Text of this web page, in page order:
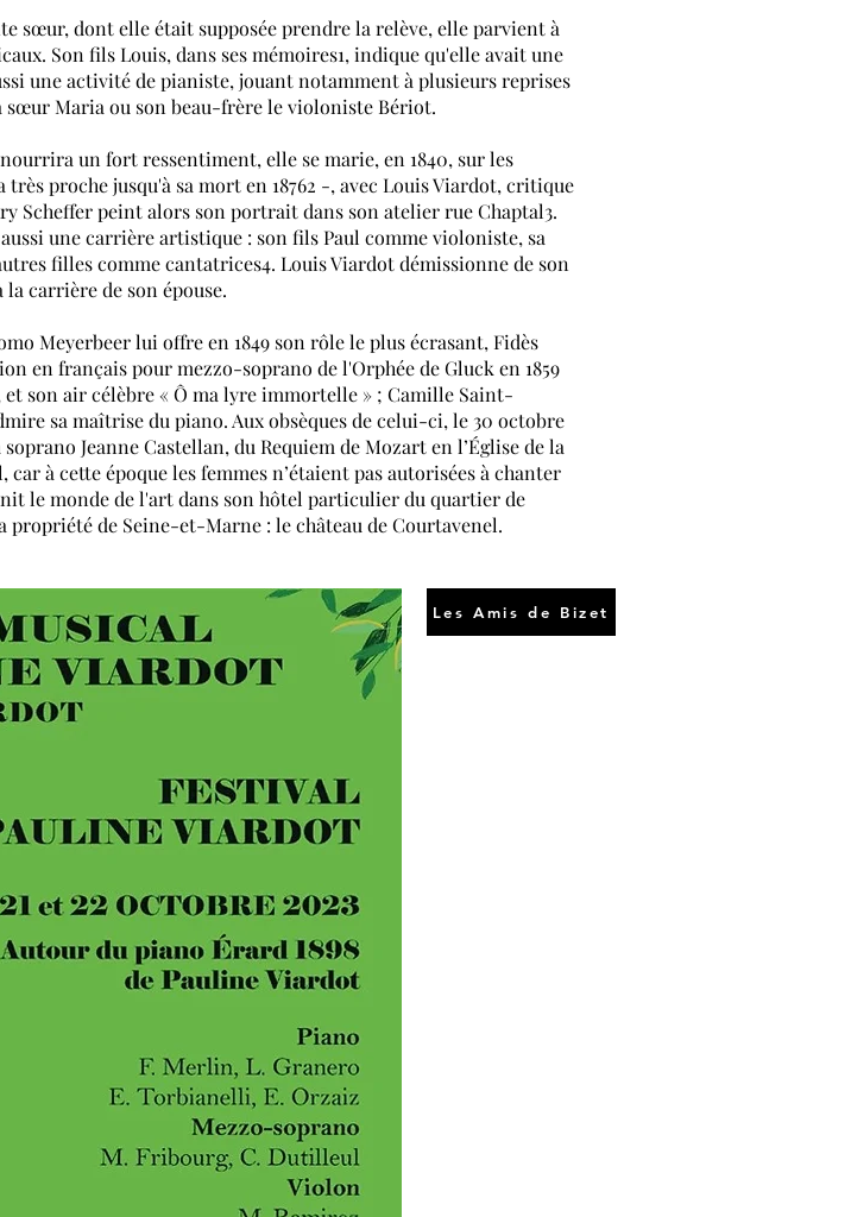
sœur, dont elle était supposée prendre la relève, elle parvient à
Son fils Louis, dans ses mémoires1, indique qu'elle avait une
une activité de pianiste, jouant notamment à plusieurs reprises
sœur Maria ou son beau-frère le violonisteBériot.
un fort ressentiment, elle se marie, en 1840, sur les
proche jusqu'à sa mort en 18762 -, avec Louis Viardot, critique
Schefferpeint alors son portrait dans son atelierrue Chaptal3.
une carrière artistique : son filsPaul comme violoniste, sa
filles comme cantatrices4. Louis Viardot démissionne de son
carrière de son épouse.
Meyerbeerlui offre en 1849 son rôle le plus écrasant, Fidès
en français pour mezzo-soprano de l'OrphéedeGluck en 1859
et son air célèbre « Ô ma lyre immortelle » ; Camille Saint-
sa maîtrise du piano. Aux obsèques de celui-ci, le 30 octobre
soprano Jeanne Castellan, du Requiem de Mozarten l’Église de la
à cette époque les femmes n’étaient pas autorisées à chanter
le monde de l'art dans son hôtel particulier du quartier de
propriété de Seine-et-Marne : le château deCourtavenel.
Les Amis de Bizet